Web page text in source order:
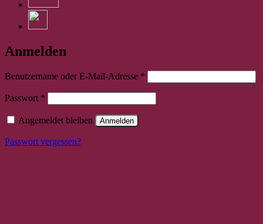
Anmelden
Benutzername oder E-Mail-Adresse *
Passwort *
Angemeldet bleiben Anmelden
Passwort vergessen?